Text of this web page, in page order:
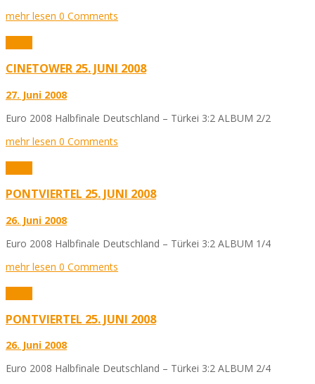
mehr lesen 0 Comments
CINETOWER 25. JUNI 2008
27. Juni 2008
Euro 2008 Halbfinale Deutschland – Türkei 3:2 ALBUM 2/2
mehr lesen 0 Comments
PONTVIERTEL 25. JUNI 2008
26. Juni 2008
Euro 2008 Halbfinale Deutschland – Türkei 3:2 ALBUM 1/4
mehr lesen 0 Comments
PONTVIERTEL 25. JUNI 2008
26. Juni 2008
Euro 2008 Halbfinale Deutschland – Türkei 3:2 ALBUM 2/4